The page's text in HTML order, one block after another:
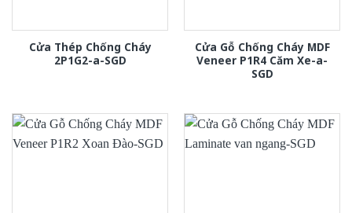
Cửa Thép Chống Cháy
2P1G2-a-SGD
Cửa Gỗ Chống Cháy MDF
Veneer P1R4 Căm Xe-a-
SGD